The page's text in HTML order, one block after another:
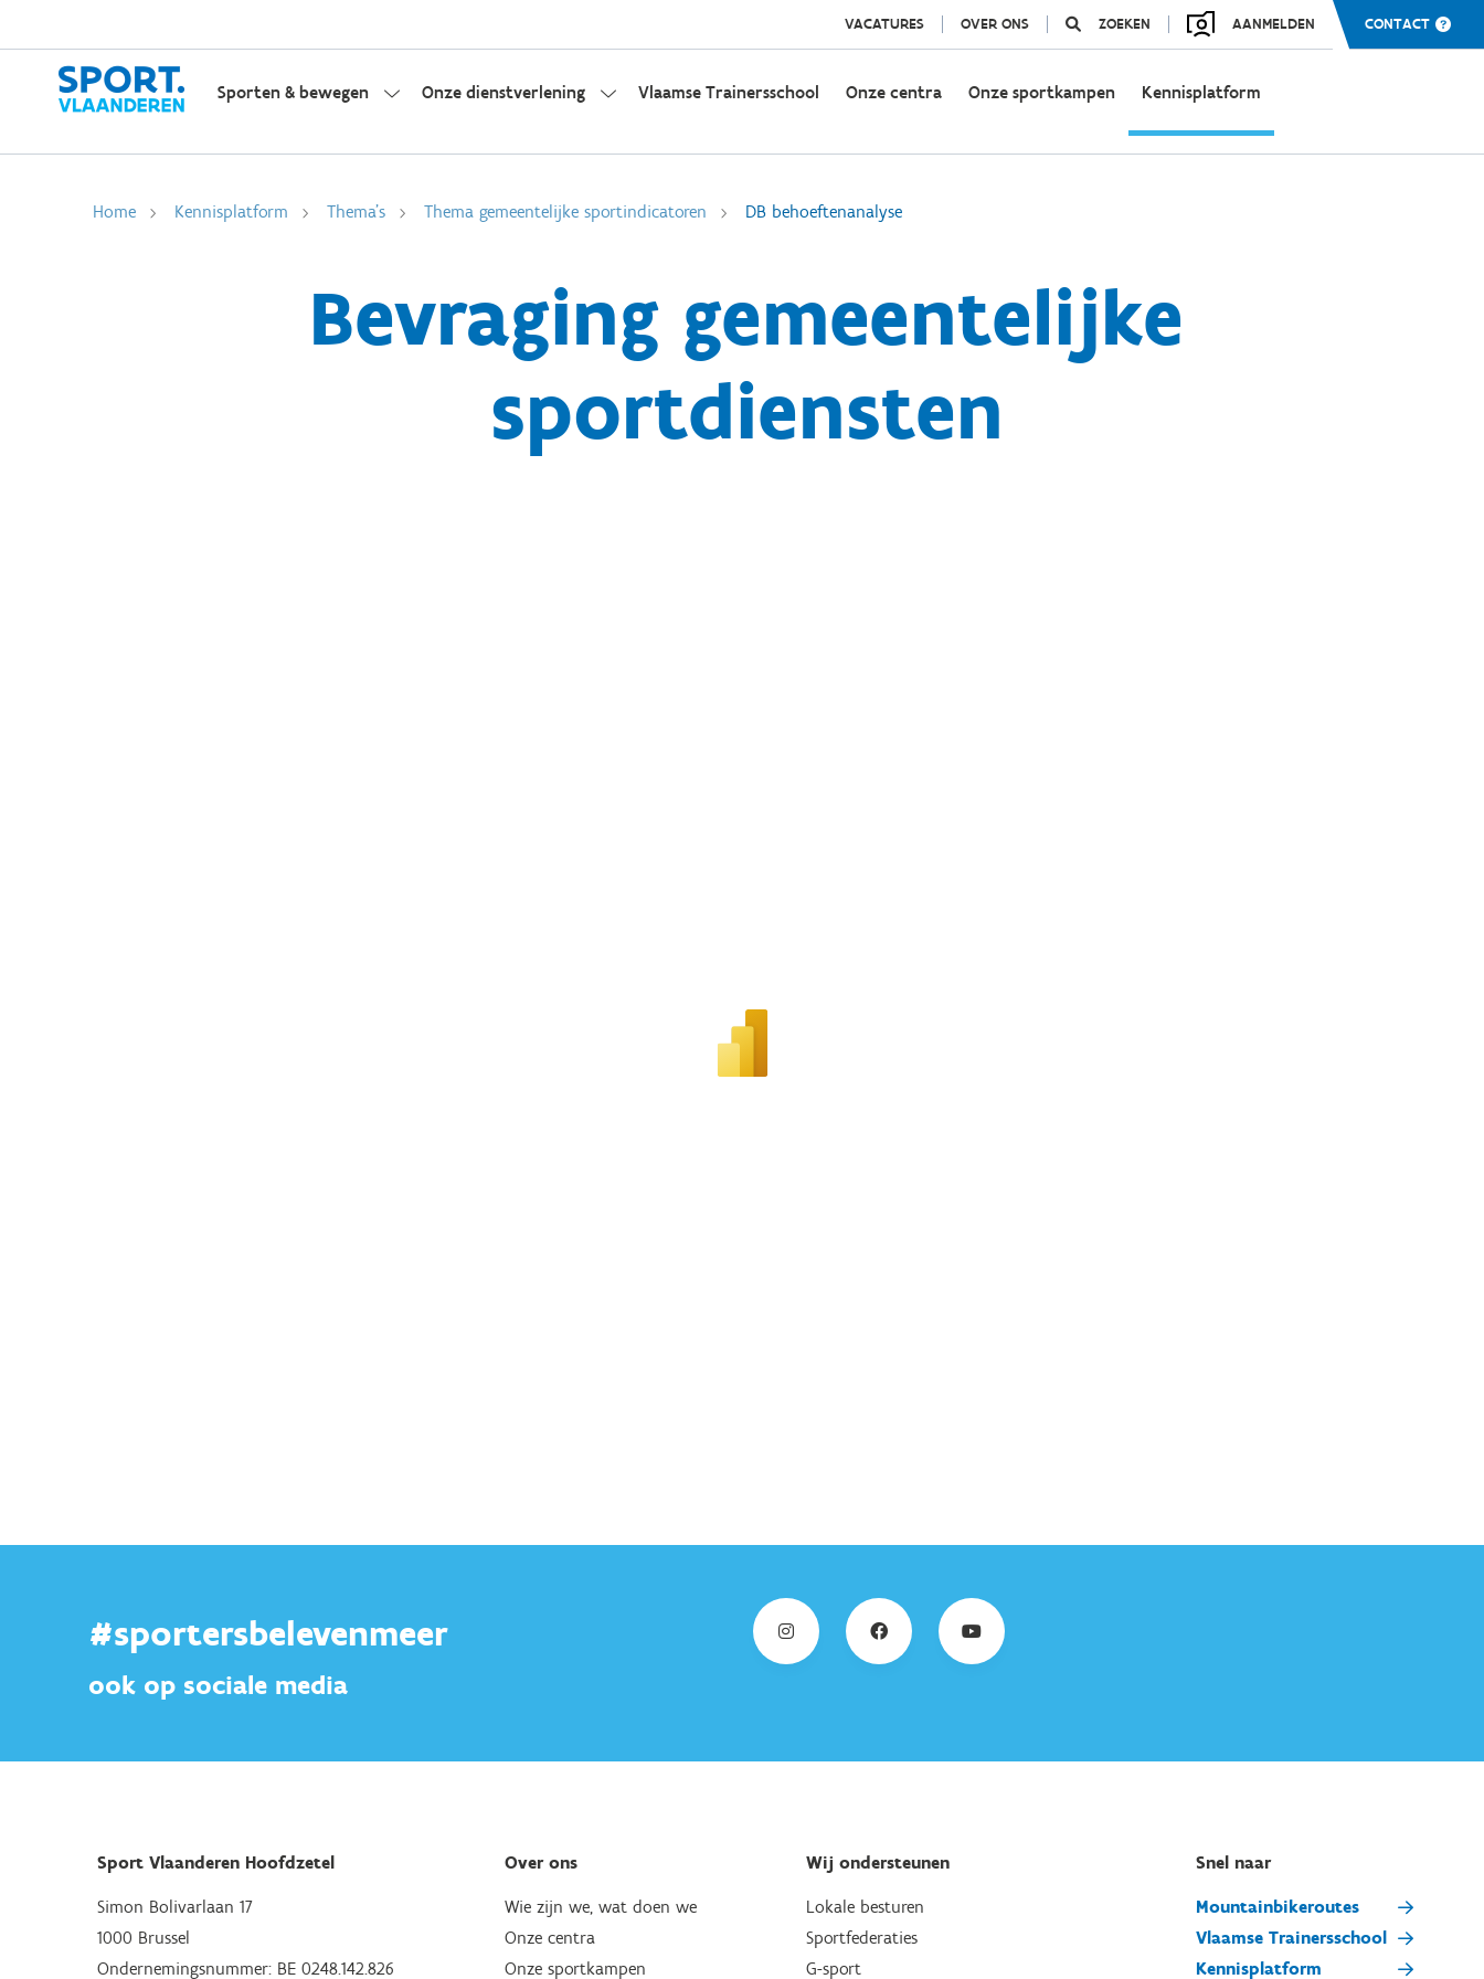
VACATURES OVER ONS ZOEKEN AANMELDEN CONTACT
Sporten & bewegen Onze dienstverlening Vlaamse Trainersschool Onze centra Onze sportkampen Kennisplatform
Home Kennisplatform Thema's Thema gemeentelijke sportindicatoren DB behoeftenanalyse
Bevraging gemeentelijke
sportdiensten
#sportersbelevenmeer
ook op sociale media
Sport Vlaanderen Hoofdzetel
Simon Bolivarlaan 17
1000 Brussel
Ondernemingsnummer: BE 0248.142.826
Over ons
Wie zijn we, wat doen we
Onze centra
Onze sportkampen
Wij ondersteunen
Lokale besturen
Sportfederaties
G-sport
Snel naar
Mountainbikeroutes
Vlaamse Trainersschool
Kennisplatform